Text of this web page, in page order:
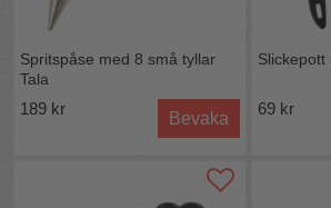
Spritspåse med 8 små tyllar
Tala
189 kr
Bevaka
Slickepott
69 kr